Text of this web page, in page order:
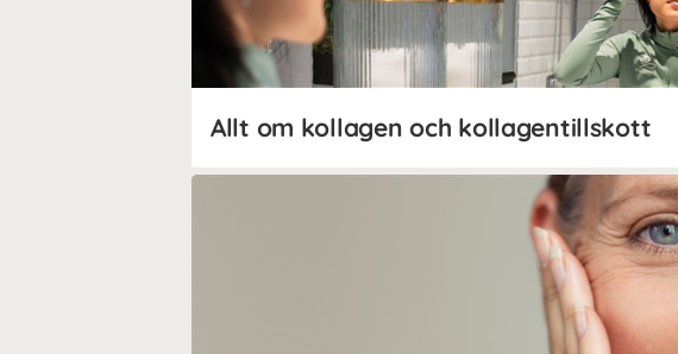
Allt om kollagen och kollagentillskott